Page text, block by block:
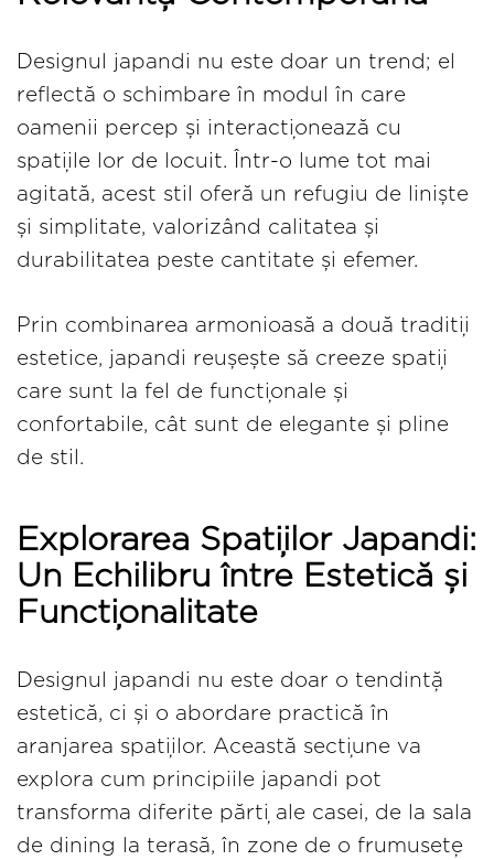
Designul japandi nu este doar un trend; el
reflectă o schimbare în modul în care
oamenii percep și interacționează cu
spațiile lor de locuit. Într-o lume tot mai
agitată, acest stil oferă un refugiu de liniște
și simplitate, valorizând calitatea și
durabilitatea peste cantitate și efemer.
Prin combinarea armonioasă a două tradiții
estetice, japandi reușește să creeze spații
care sunt la fel de funcționale și
confortabile, cât sunt de elegante și pline
de stil.
Explorarea Spațiilor Japandi:
Un Echilibru între Estetică și
Funcționalitate
Designul japandi nu este doar o tendință
estetică, ci și o abordare practică în
aranjarea spațiilor. Această secțiune va
explora cum principiile japandi pot
transforma diferite părți ale casei, de la sala
de dining la terasă, în zone de o frumusețe